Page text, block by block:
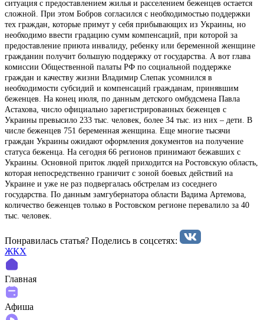
ситуация с предоставлением жилья и расселением беженцев остается
сложной. При этом Бобров согласился с необходимостью поддержки
тех граждан, которые примут у себя прибывающих из Украины, но
необходимо ввести градацию сумм компенсаций, при которой за
предоставление приюта инвалиду, ребенку или беременной женщине
гражданин получит большую поддержку от государства. А вот глава
комиссии Общественной палаты РФ по социальной поддержке
граждан и качеству жизни Владимир Слепак усомнился в
необходимости субсидий и компенсаций гражданам, принявшим
беженцев. На конец июля, по данным детского омбудсмена Павла
Астахова, число официально зарегистрированных беженцев с
Украины превысило 233 тыс. человек, более 34 тыс. из них – дети. В
числе беженцев 751 беременная женщина. Еще многие тысячи
граждан Украины ожидают оформления документов на получение
статуса беженца. На сегодня 66 регионов принимают бежавших с
Украины. Основной приток людей приходится на Ростовскую область,
которая непосредственно граничит с зоной боевых действий на
Украине и уже не раз подвергалась обстрелам из соседнего
государства. По данным замгубернатора области Вадима Артемова,
количество беженцев только в Ростовском регионе перевалило за 40
тыс. человек.
Понравилась статья? Поделиcь в соцсетях:
ЖКХ
Главная
Афиша